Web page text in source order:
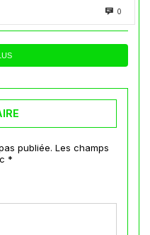
0
publiée. Les champs
*